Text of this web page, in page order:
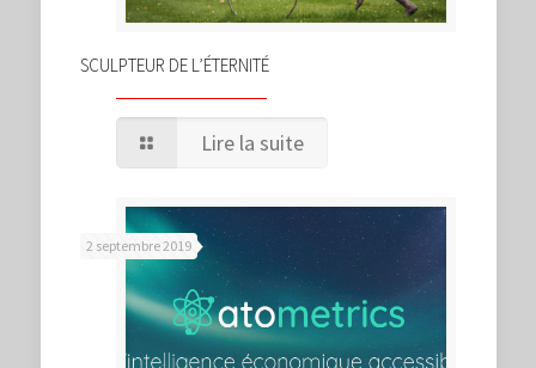
SCULPTEUR DE L’ÉTERNITÉ
Lire la suite
2 septembre 2019